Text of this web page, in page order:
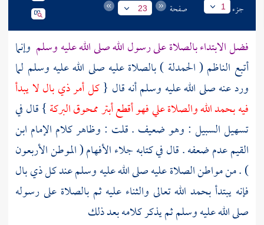
جزء 1 صفحة 23
فضل الابتداء بالصلاة على رسول الله صلى الله عليه وسلم وإنما
أتبع الناظم ( الحمدلة ) بالصلاة عليه صلى الله عليه وسلم لما
ورد عنه صلى الله عليه وسلم أنه قال {كل أمر ذي بال لا يبدأ
فيه بحمد الله والصلاة علي فهو أقطع أبتر ممحوق البركة} قال في
تسهيل السبيل : وهو ضعيف . قلت : وظاهر كلام الإمام ابن
القيمعدم ضعفه . قال في كتابه جلاء الأفهام ( الموطن الأربعون
) . من مواطن الصلاة عليه صلى الله عليه وسلم عند كل ذي بال
فإنه يبتدأ بحمد الله تعالى والثناء عليه ثم بالصلاة على رسوله
صلى الله عليه وسلم ثم يذكر كلامه بعد ذلك